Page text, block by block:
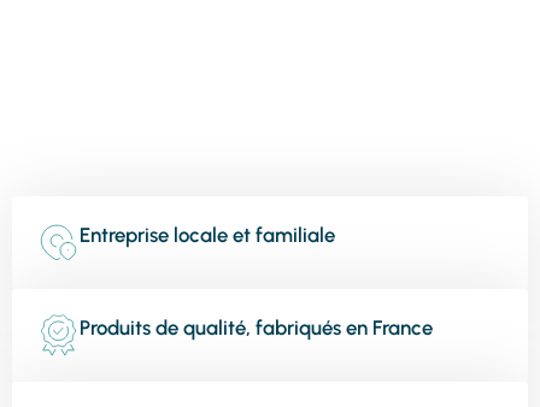
Entreprise locale et familiale
Produits de qualité, fabriqués en France